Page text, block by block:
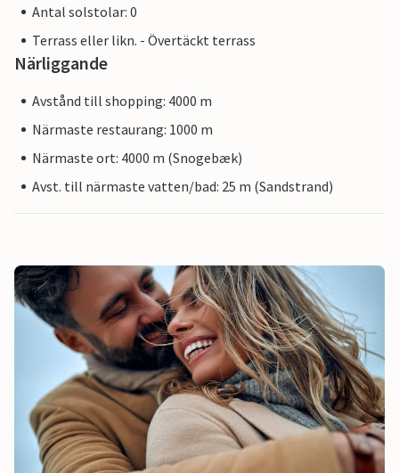
Antal solstolar: 0
Terrass eller likn. - Övertäckt terrass
Närliggande
Avstånd till shopping: 4000 m
Närmaste restaurang: 1000 m
Närmaste ort: 4000 m (Snogebæk)
Avst. till närmaste vatten/bad: 25 m (Sandstrand)